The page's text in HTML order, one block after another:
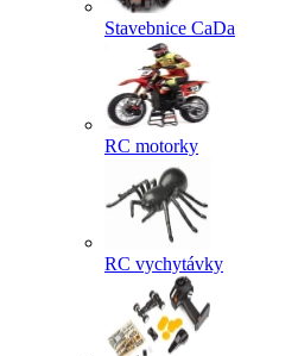
Stavebnice CaDa
RC motorky
RC vychytávky